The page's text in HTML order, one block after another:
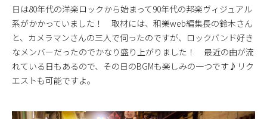
日は80年代の洋楽ロックから始まって90年代の邦楽ヴィジュアル
系がかかっていました！ 取材には、和樂web編集長の鈴木さん
と、カメラマンさんの三人で伺ったのですが、ロックバンド好き
なメンバーだったのでかなり盛り上がりました！ 最近の曲が流
れている日もあるので、その日のBGMも楽しみの一つです♪リク
エストも可能ですよ。